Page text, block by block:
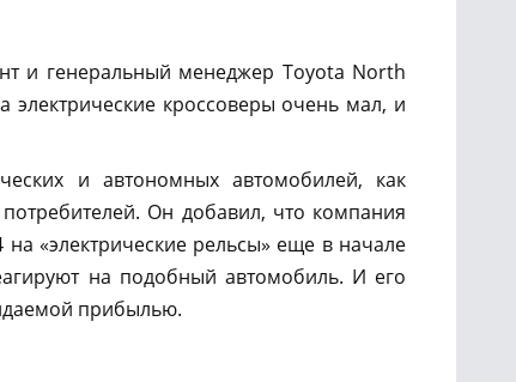
и генеральный менеджер Toyota North
кроссоверы очень мал, и
и автономных автомобилей, как
Он добавил, что компания
«электрические рельсы» еще в начале
на подобный автомобиль. И его
прибылью.